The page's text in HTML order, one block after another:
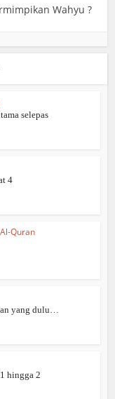
Wahyu ?
selepas
4
Quran
yang dulu…
hingga 2